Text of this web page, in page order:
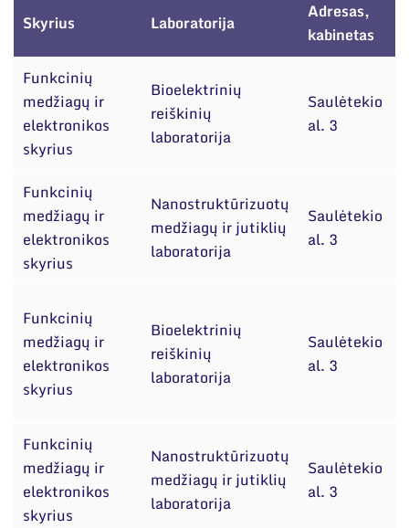
organizacijose bei asociacijose
Skyrius Laboratorija
Adresas,
kabinetas
Funkcinių
medžiagų ir
elektronikos
skyrius
Bioelektrinių
reiškinių
laboratorija
Saulėtekio
al. 3
Funkcinių
medžiagų ir
elektronikos
skyrius
Nanostruktūrizuotų
medžiagų ir jutiklių
laboratorija
Saulėtekio
al. 3
Funkcinių
medžiagų ir
elektronikos
skyrius
Bioelektrinių
reiškinių
laboratorija
Saulėtekio
al. 3
Funkcinių
medžiagų ir
elektronikos
skyrius
Nanostruktūrizuotų
medžiagų ir jutiklių
laboratorija
Saulėtekio
al. 3